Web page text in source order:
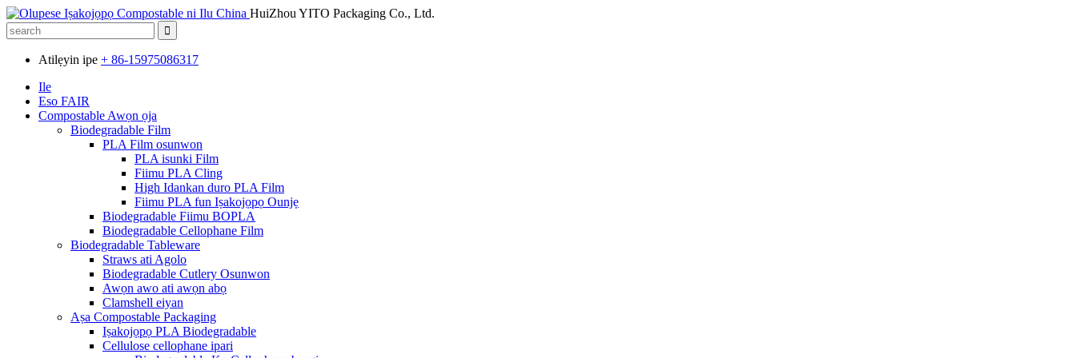
HuiZhou YITO Packaging Co., Ltd.
Atilẹyin ipe + 86-15975086317
Ile
Eso FAIR
Compostable Awọn ọja
Biodegradable Film
PLA Film osunwon
PLA isunki Film
Fiimu PLA Cling
High Idankan duro PLA Film
Fiimu PLA fun Iṣakojọpọ Ounjẹ
Biodegradable Fiimu BOPLA
Biodegradable Cellophane Film
Biodegradable Tableware
Straws ati Agolo
Biodegradable Cutlery Osunwon
Awọn awo ati awọn abọ
Clamshell eiyan
Aṣa Compostable Packaging
Iṣakojọpọ PLA Biodegradable
Cellulose cellophane ipari